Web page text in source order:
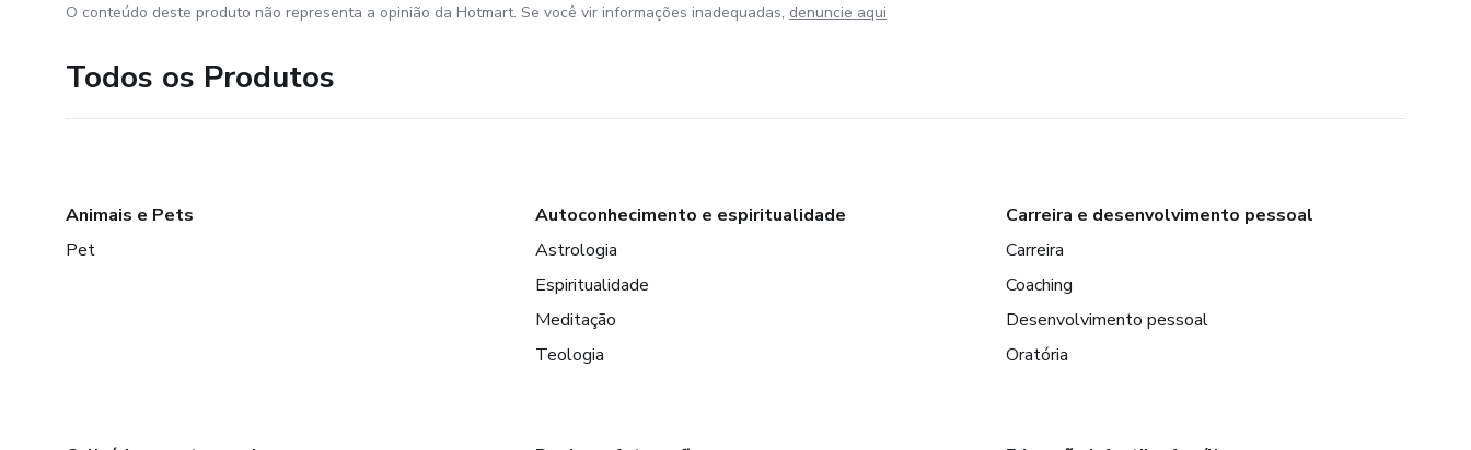
O conteúdo deste produto não representa a opinião da Hotmart. Se você vir informações inadequadas, denuncie aqui
Todos os Produtos
Animais e Pets
Pet
Autoconhecimento e espiritualidade
Astrologia
Espiritualidade
Meditação
Teologia
Carreira e desenvolvimento pessoal
Carreira
Coaching
Desenvolvimento pessoal
Oratória